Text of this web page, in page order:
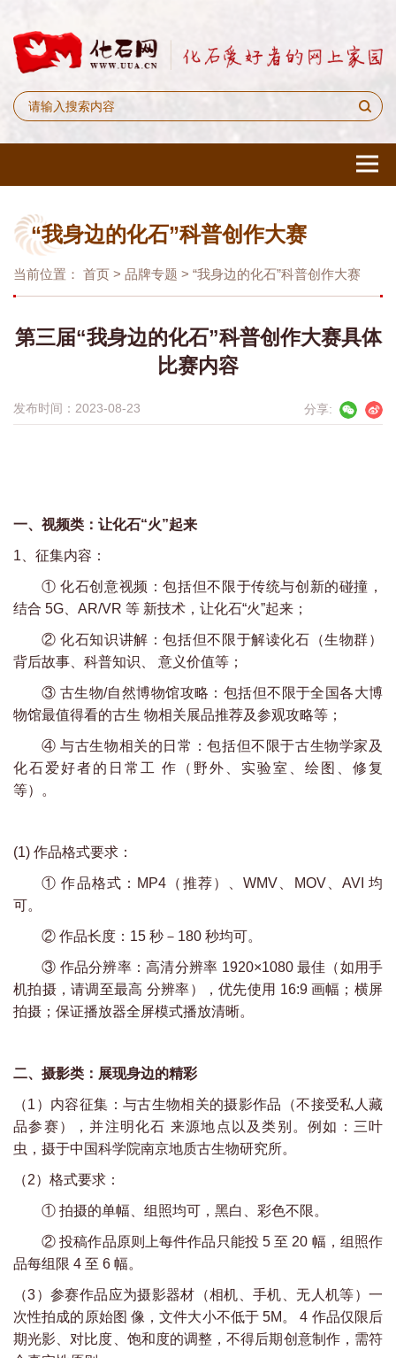
“我身边的化石”科普创作大赛
当前位置： 首页 > 品牌专题 > “我身边的化石”科普创作大赛
第三届“我身边的化石”科普创作大赛具体
比赛内容
发布时间：2023-08-23 分享:
一、视频类：让化石“火”起来
1、征集内容：
① 化石创意视频：包括但不限于传统与创新的碰撞，
结合 5G、AR/VR 等 新技术，让化石“火”起来；
② 化石知识讲解：包括但不限于解读化石（生物群）
背后故事、科普知识、 意义价值等；
③ 古生物/自然博物馆攻略：包括但不限于全国各大博
物馆最值得看的古生 物相关展品推荐及参观攻略等；
④ 与古生物相关的日常：包括但不限于古生物学家及
化石爱好者的日常工 作（野外、实验室、绘图、修复
等）。
(1) 作品格式要求：
① 作品格式：MP4（推荐）、WMV、MOV、AVI 均
可。
② 作品长度：15 秒－180 秒均可。
③ 作品分辨率：高清分辨率 1920×1080 最佳（如用手
机拍摄，请调至最高 分辨率），优先使用 16:9 画幅；横屏
拍摄；保证播放器全屏模式播放清晰。
二、摄影类：展现身边的精彩
（1）内容征集：与古生物相关的摄影作品（不接受私人藏
品参赛），并注明化石 来源地点以及类别。例如：三叶
虫，摄于中国科学院南京地质古生物研究所。
（2）格式要求：
① 拍摄的单幅、组照均可，黑白、彩色不限。
② 投稿作品原则上每件作品只能投 5 至 20 幅，组照作
品每组限 4 至 6 幅。
（3）参赛作品应为摄影器材（相机、手机、无人机等）一
次性拍成的原始图 像，文件大小不低于 5M。 4 作品仅限后
期光影、对比度、饱和度的调整，不得后期创意制作，需符